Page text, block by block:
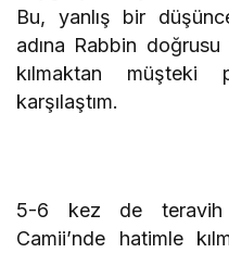
Bu, yanlış bir
adına Rabbin doğrusu
kılmaktan
karşılaştım.
5-6 kez de teravih
Camii’nde hatimle